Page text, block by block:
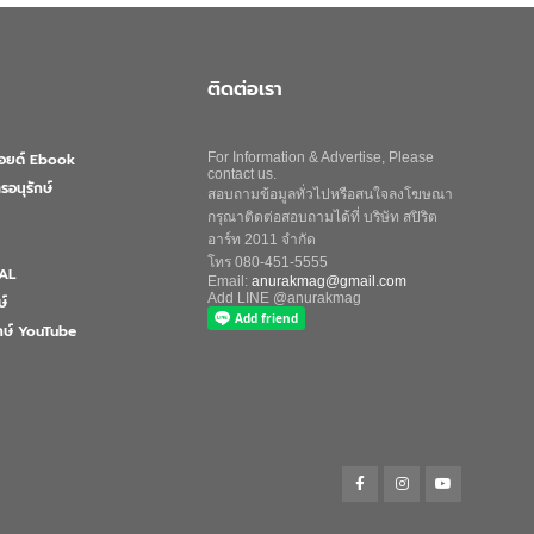
ยด์ Ebook
อนุรักษ์
YouTube
ติดต่อเรา
For Information & Advertise, Please
contact us.
สอบถามข้อมูลทั่วไปหรือสนใจลงโฆษณา
กรุณาติดต่อสอบถามได้ที่ บริษัท สปิริต
อาร์ท 2011 จำกัด
โทร 080-451-5555
Email: anurakmag@gmail.com
Add LINE @anurakmag